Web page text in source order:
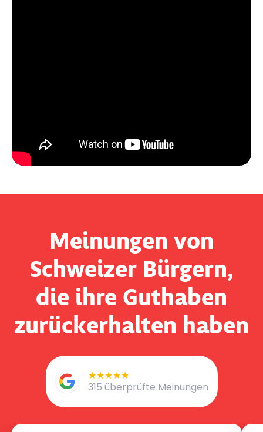
Meinungen von
Schweizer Bürgern,
die ihre Guthaben
zurückerhalten haben
★★★★★
★★★★★
315 überprüfte Meinungen